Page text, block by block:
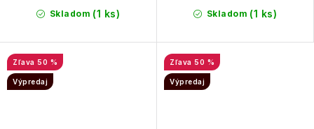
Skladom (1 ks) Skladom (1 ks)
50 %
Výpredaj
50 %
Výpredaj